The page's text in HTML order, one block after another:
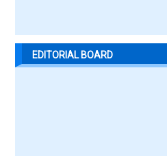
EDITORIAL BOARD